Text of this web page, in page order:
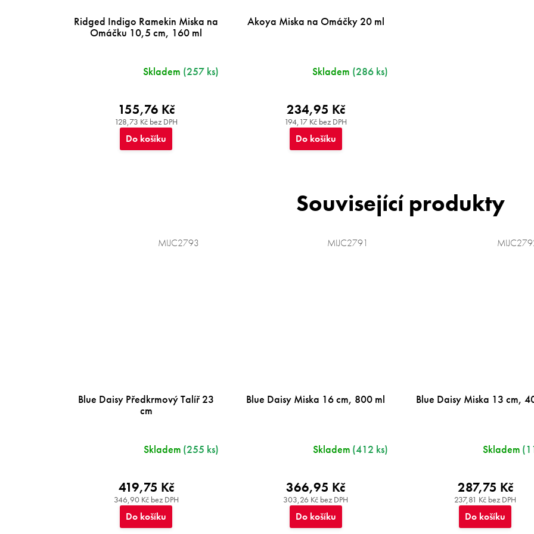
Ridged Indigo Ramekin Miska na
Omáčku 10,5 cm, 160 ml
Skladem (257 ks)
128,73 Kč bez DPH
155,76 Kč
Do košíku
Akoya Miska na Omáčky 20 ml
Skladem (286 ks)
194,17 Kč bez DPH
234,95 Kč
Do košíku
Související produkty
Blue Daisy Předkrmový Talíř 23
cm
Skladem (255 ks)
346,90 Kč bez DPH
419,75 Kč
Do košíku
MIJC2793
Blue Daisy Miska 16 cm, 800 ml
Skladem (412 ks)
303,26 Kč bez DPH
366,95 Kč
Do košíku
MIJC2791
Blue Daisy Miska 13 cm,
Skladem
237,81 Kč bez DPH
287,75 Kč
Do košíku